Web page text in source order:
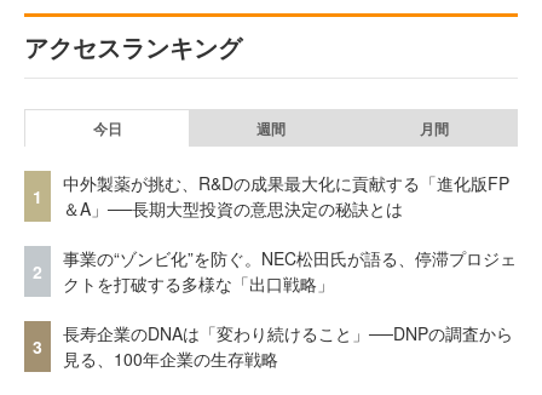
アクセスランキング
今日 週間 月間
1
中外製薬が挑む、R&Dの成果最大化に貢献する「進化版FP
＆A」──長期大型投資の意思決定の秘訣とは
2
事業の“ゾンビ化”を防ぐ。NEC松田氏が語る、停滞プロジェ
クトを打破する多様な「出口戦略」
3
長寿企業のDNAは「変わり続けること」──DNPの調査から
見る、100年企業の生存戦略